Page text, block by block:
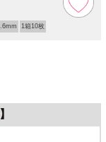
1箱10枚